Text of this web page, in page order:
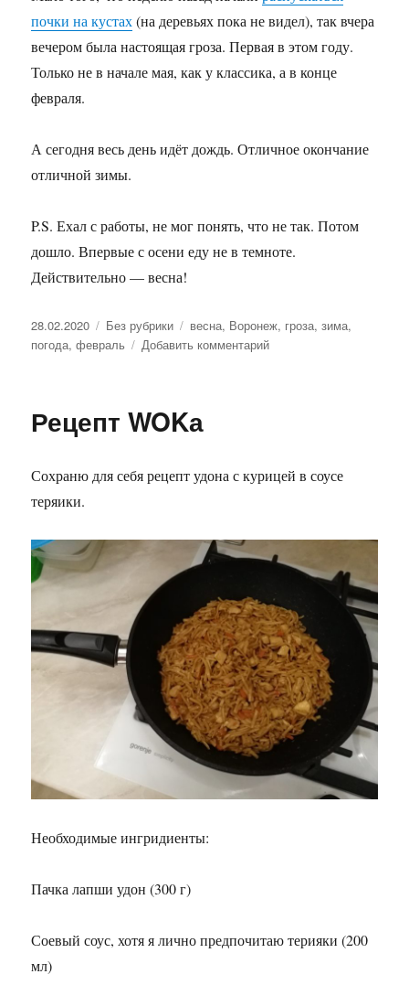
почки на кустах(на деревьях пока не видел), так вчера
вечером была настоящая гроза. Первая в этом году.
Только не в начале мая, как у классика, а в конце
февраля.
А сегодня весь день идёт дождь. Отличное окончание
отличной зимы.
P.S. Ехал с работы, не мог понять, что не так. Потом
дошло. Впервые с осени еду не в темноте.
Действительно — весна!
Опубликовано
28.02.2020 Рубрики
Без рубрики Метки
весна, Воронеж, гроза,зима,
погода,февраль Добавить комментарий
Рецепт WOKа
Сохраню для себя рецепт удона с курицей в соусе
теряики.
Необходимые ингридиенты:
Пачка лапши удон (300 г)
Соевый соус, хотя я лично предпочитаю терияки (200
мл)